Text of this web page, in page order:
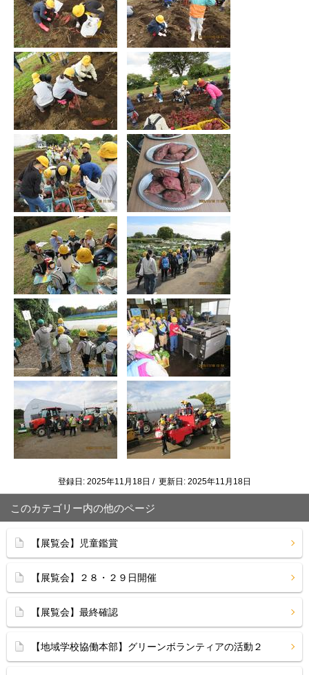
登録日: 2025年11月18日 / 更新日: 2025年11月18日
このカテゴリー内の他のページ
【展覧会】児童鑑賞
【展覧会】２８・２９日開催
【展覧会】最終確認
【地域学校協働本部】グリーンボランティアの活動２